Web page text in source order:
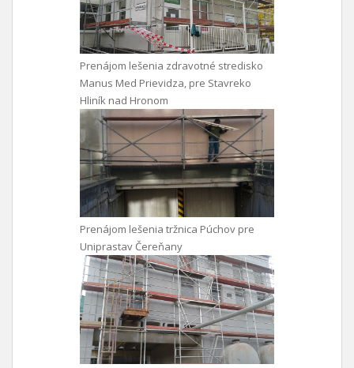
Prenájom lešenia zdravotné stredisko
Manus Med Prievidza, pre Stavreko
Hliník nad Hronom
Prenájom lešenia tržnica Púchov pre
Uniprastav Čereňany